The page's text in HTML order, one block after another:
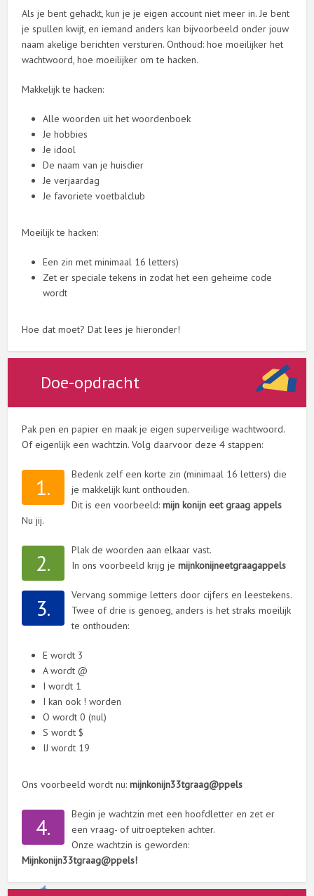
Als je bent gehackt, kun je je eigen account niet meer in. Je bent
je spullen kwijt, en iemand anders kan bijvoorbeeld onder jouw
naam akelige berichten versturen. Onthoud: hoe moeilijker het
wachtwoord, hoe moeilijker om te hacken.
Makkelijk te hacken:
Alle woorden uit het woordenboek
Je hobbies
Je idool
De naam van je huisdier
Je verjaardag
Je favoriete voetbalclub
Moeilijk te hacken:
Een zin met minimaal 16 letters)
Zet er speciale tekens in zodat het een geheime code
wordt
Hoe dat moet? Dat lees je hieronder!
Doe-opdracht
Pak pen en papier en maak je eigen superveilige wachtwoord.
Of eigenlijk een wachtzin. Volg daarvoor deze 4 stappen:
1.
Bedenk zelf een korte zin (minimaal 16 letters) die
je makkelijk kunt onthouden.
Dit is een voorbeeld:mijn konijn eet graag appels
Nu jij.
2.
Plak de woorden aan elkaar vast.
In ons voorbeeld krijg jemijnkonijneetgraagappels
3.
Vervang sommige letters door cijfers en leestekens.
Twee of drie is genoeg, anders is het straks moeilijk
te onthouden:
E wordt 3
A wordt @
I wordt 1
I kan ook ! worden
O wordt 0 (nul)
S wordt $
IJ wordt 19
Ons voorbeeld wordt nu:mijnkonijn33tgraag@ppels
4.
Begin je wachtzin met een hoofdletter en zet er
een vraag- of uitroepteken achter.
Onze wachtzin is geworden:
Mijnkonijn33tgraag@ppels!